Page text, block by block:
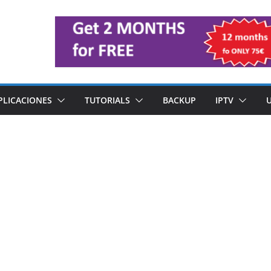
TUTORIALS BACKUP IPTV